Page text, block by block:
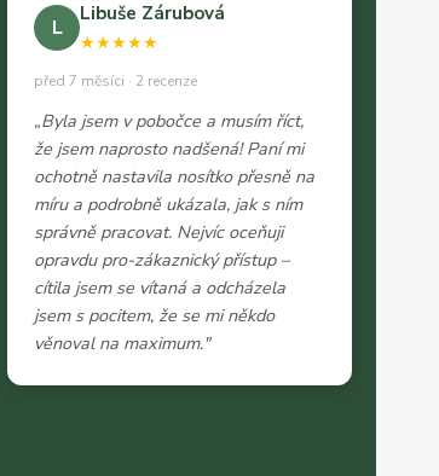
L
Libuše Zárubová
★★★★★
před 7 měsíci · 2 recenze
„Byla jsem v pobočce a musím říct,
že jsem naprosto nadšená! Paní mi
ochotně nastavila nosítko přesně na
míru a podrobně ukázala, jak s ním
správně pracovat. Nejvíc oceňuji
opravdu pro-zákaznický přístup –
cítila jsem se vítaná a odcházela
jsem s pocitem, že se mi někdo
věnoval na maximum."